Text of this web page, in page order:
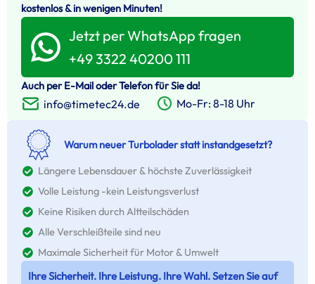
kostenlos & in wenigen Minuten!
Jetzt per WhatsApp fragen
+49 3322 40200 111
Auch per E-Mail oder Telefon für Sie da!
info@timetec24.de Mo-Fr: 8-18 Uhr
Warum neuer Turbolader statt instandgesetzt?
Längere Lebensdauer & höchste Zuverlässigkeit
Volle Leistung -kein Leistungsverlust
Keine Risiken durch Altteilschäden
Alle Verschleißteile sind neu
Maximale Sicherheit für Motor & Umwelt
Ihre Sicherheit. Ihre Leistung. Ihre Wahl. Setzen Sie auf